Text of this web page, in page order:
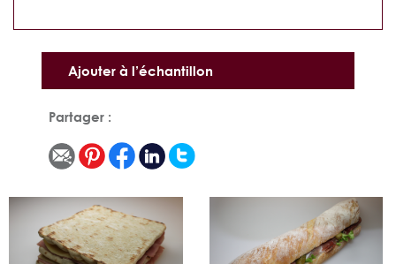
Ajouter à l’échantillon
Partager :